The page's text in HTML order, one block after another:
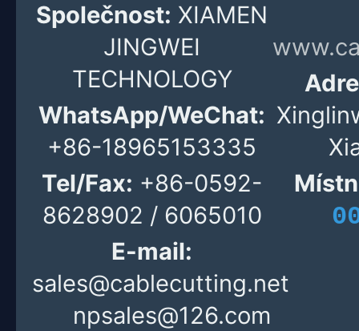
Společnost: XIAMEN
JINGWEI
TECHNOLOGY
WhatsApp/WeChat:
+86-18965153335
Tel/Fax: +86-0592-
8628902 / 6065010
E-mail:
sales@cablecutting.net
npsales@126.com